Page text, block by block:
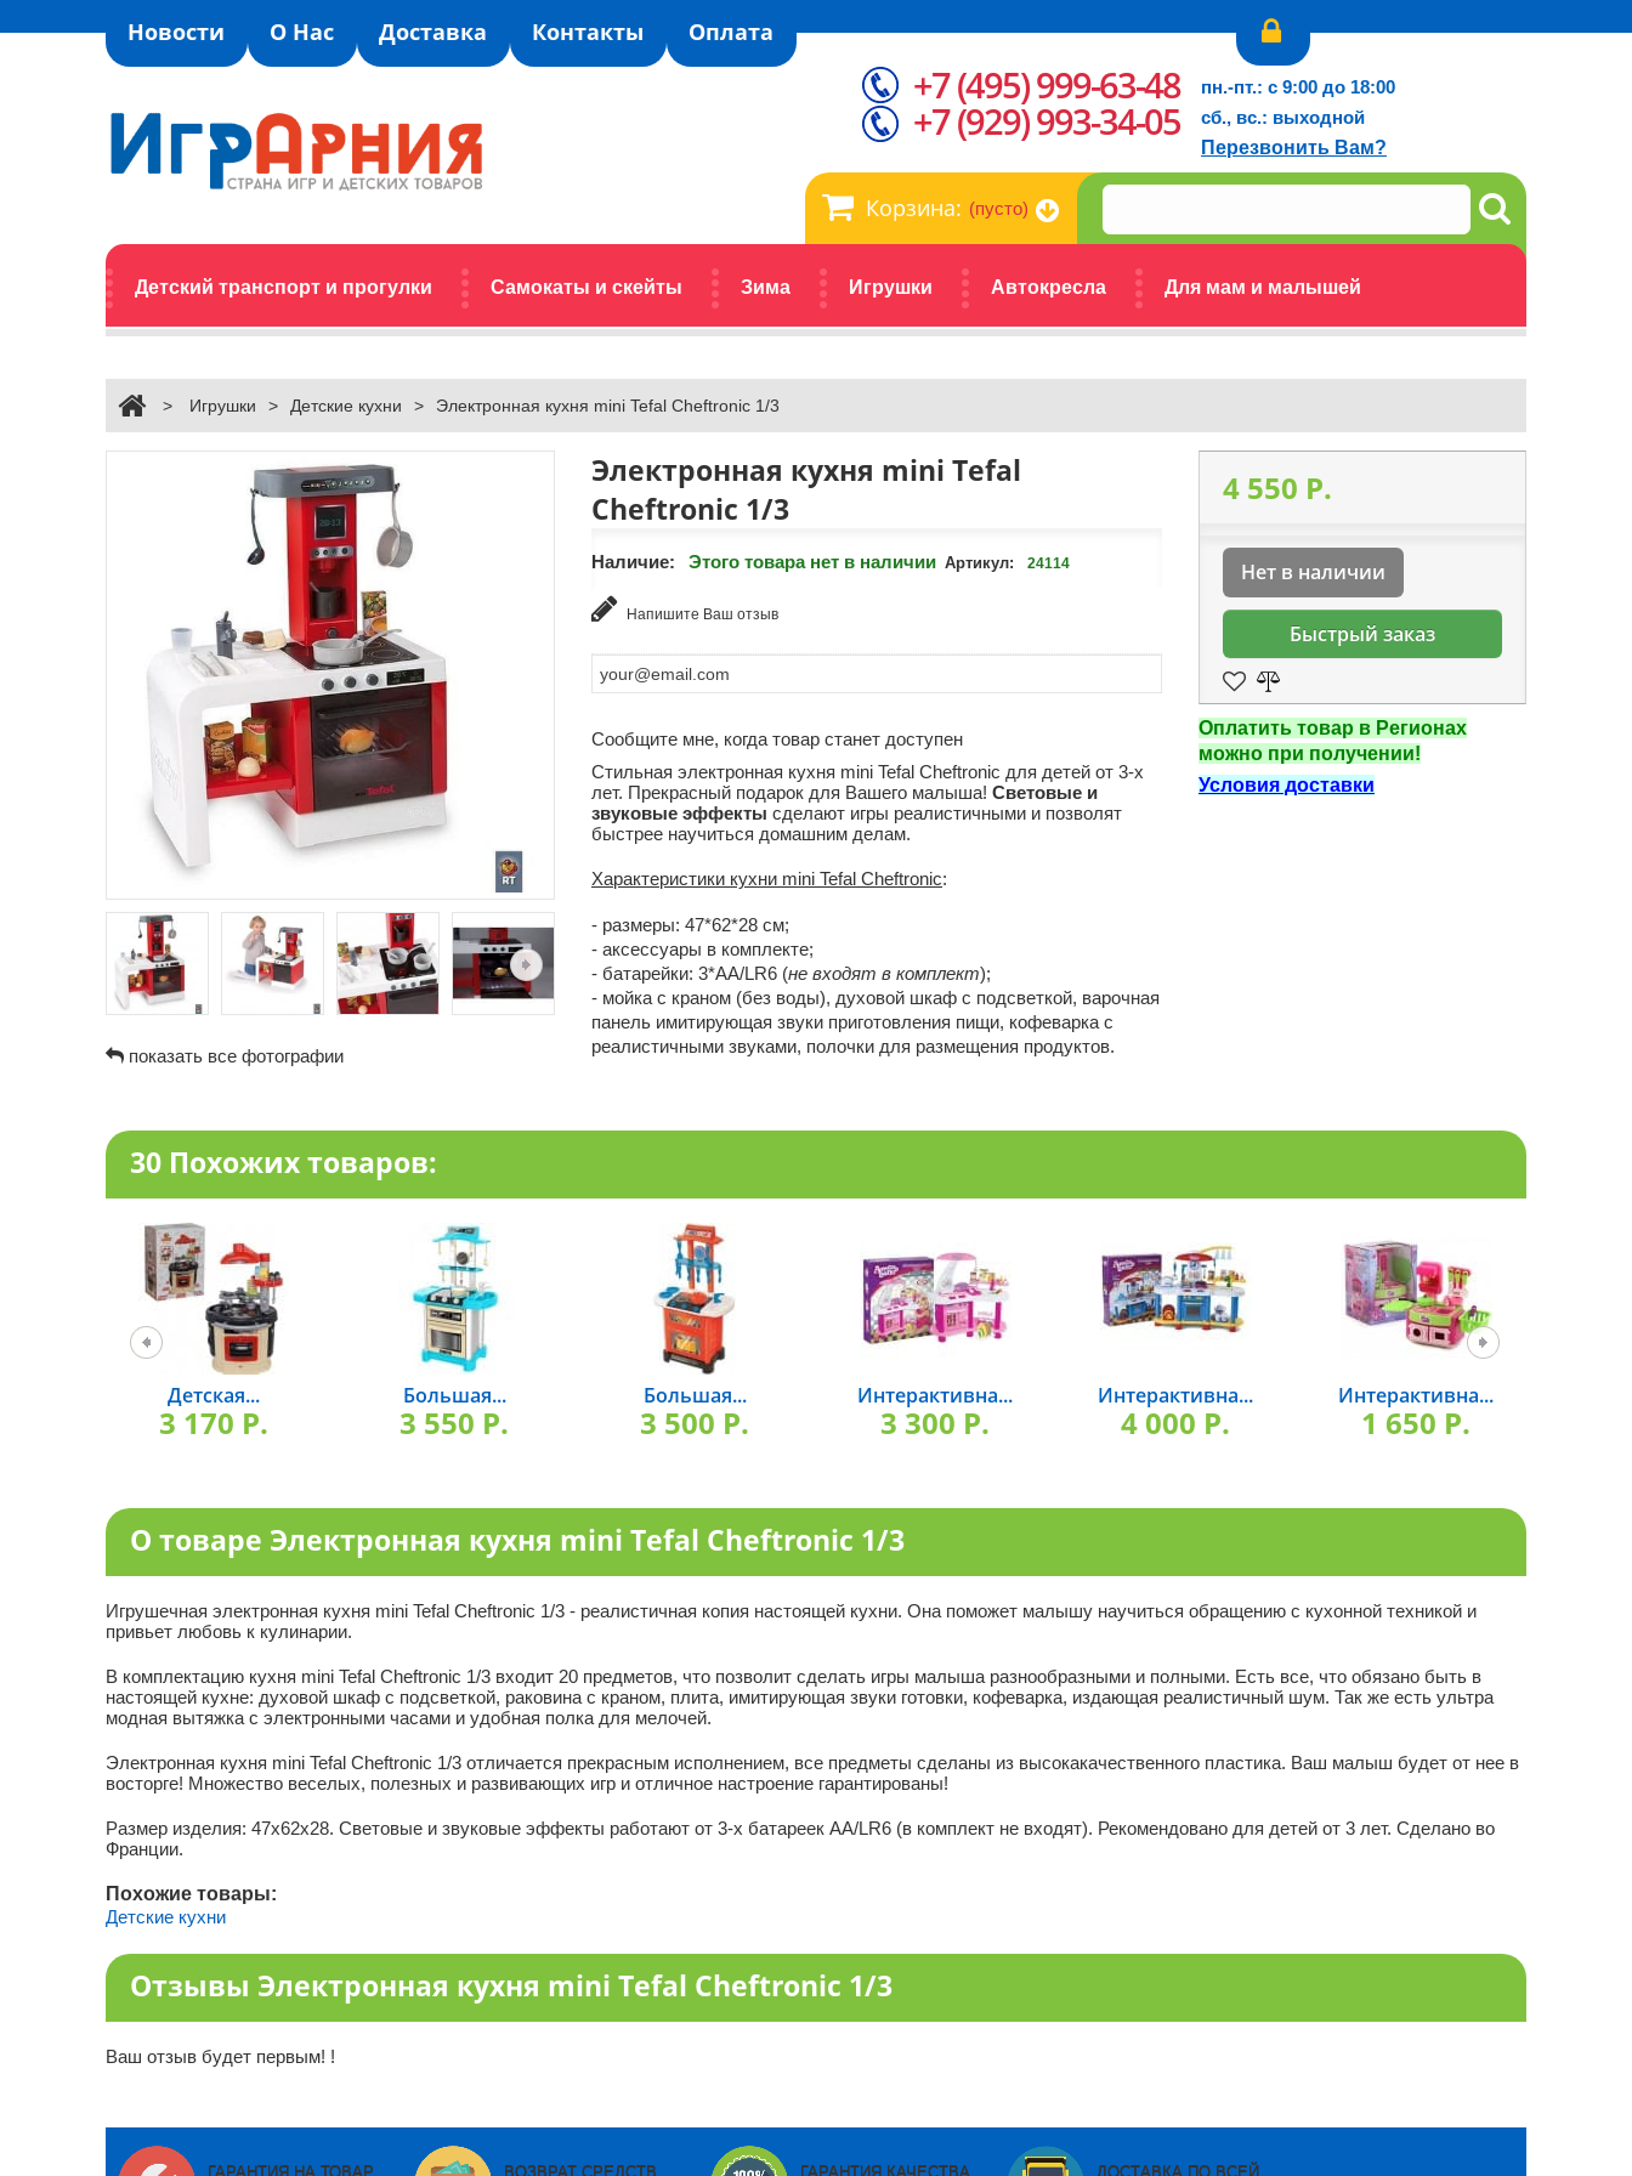
Новости О Нас Доставка Контакты Оплата
Корзина: (пусто)
Детский транспорт и прогулки Самокаты и скейты Зима Игрушки Автокресла Для мам и малышей
+7 (495) 999-63-48
+7 (929) 993-34-05
пн.-пт.: с 9:00 до 18:00
сб., вс.: выходной
Перезвонить Вам?
> Игрушки > Детские кухни > Электронная кухня mini Tefal Cheftronic 1/3
показать все фотографии
Электронная кухня mini Tefal
Cheftronic 1/3
Наличие: Этого товара нет в наличии Артикул: 24114
Напишите Ваш отзыв
Сообщите мне, когда товар станет доступен
Стильная электронная кухня mini Tefal Cheftronic для детей от 3-х
лет. Прекрасный подарок для Вашего малыша! Световые и
звуковые эффекты сделают игры реалистичными и позволят
быстрее научиться домашним делам.
Характеристики кухни mini Tefal Cheftronic:
- размеры: 47*62*28 см;
- аксессуары в комплекте;
- батарейки: 3*АА/LR6 (не входят в комплект);
- мойка с краном (без воды), духовой шкаф с подсветкой, варочная
панель имитирующая звуки приготовления пищи, кофеварка с
реалистичными звуками, полочки для размещения продуктов.
4 550 P.
Нет в наличии
Быстрый заказ
Оплатить товар в Регионах
можно при получении!
Условия доставки
30 Похожих товаров:
Детская...
3 170 P.
Большая...
3 550 P.
Большая...
3 500 P.
Интерактивна...
3 300 P.
Интерактивна...
4 000 P.
Интерактивна...
1 650 P.
О товаре Электронная кухня mini Tefal Cheftronic 1/3
Игрушечная электронная кухня mini Tefal Cheftronic 1/3 - реалистичная копия настоящей кухни. Она поможет малышу научиться обращению с кухонной техникой и
привьет любовь к кулинарии.
В комплектацию кухня mini Tefal Cheftronic 1/3 входит 20 предметов, что позволит сделать игры малыша разнообразными и полными. Есть все, что обязано быть в
настоящей кухне: духовой шкаф с подсветкой, раковина с краном, плита, имитирующая звуки готовки, кофеварка, издающая реалистичный шум. Так же есть ультра
модная вытяжка с электронными часами и удобная полка для мелочей.
Электронная кухня mini Tefal Cheftronic 1/3 отличается прекрасным исполнением, все предметы сделаны из высокакачественного пластика. Ваш малыш будет от нее в
восторге! Множество веселых, полезных и развивающих игр и отличное настроение гарантированы!
Размер изделия: 47х62х28. Световые и звуковые эффекты работают от 3-х батареек АА/LR6 (в комплект не входят). Рекомендовано для детей от 3 лет. Сделано во
Франции.
Похожие товары:
Детские кухни
Отзывы Электронная кухня mini Tefal Cheftronic 1/3
Ваш отзыв будет первым! !
ГАРАНТИЯ НА ТОВАР ВОЗВРАТ СРЕДСТВ ГАРАНТИЯ КАЧЕСТВА ДОСТАВКА ПО ВСЕЙ